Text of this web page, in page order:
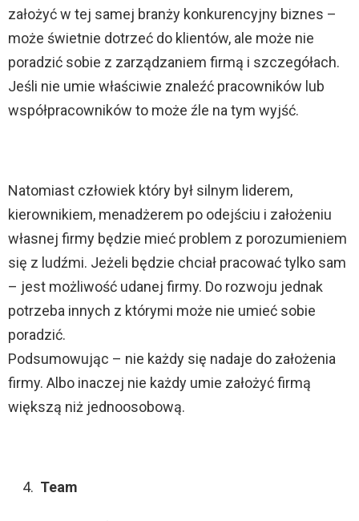
założyć w tej samej branży konkurencyjny biznes –
może świetnie dotrzeć do klientów, ale może nie
poradzić sobie z zarządzaniem firmą i szczegółach.
Jeśli nie umie właściwie znaleźć pracowników lub
współpracowników to może źle na tym wyjść.
Natomiast człowiek który był silnym liderem,
kierownikiem, menadżerem po odejściu i założeniu
własnej firmy będzie mieć problem z porozumieniem
się z ludźmi. Jeżeli będzie chciał pracować tylko sam
– jest możliwość udanej firmy. Do rozwoju jednak
potrzeba innych z którymi może nie umieć sobie
poradzić.
Podsumowując – nie każdy się nadaje do założenia
firmy. Albo inaczej nie każdy umie założyć firmą
większą niż jednoosobową.
Team